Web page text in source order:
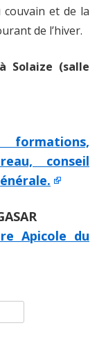
couvain et de la
de l’hiver.
Solaize (salle
formations,
conseil
Apicole du